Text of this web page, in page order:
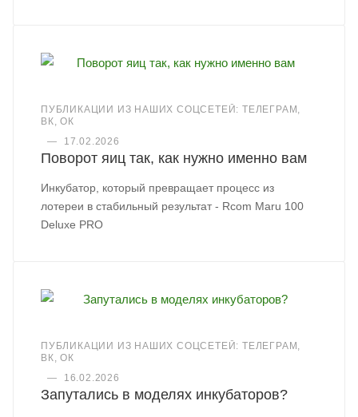
ПУБЛИКАЦИИ ИЗ НАШИХ СОЦСЕТЕЙ: ТЕЛЕГРАМ,
ВК, ОК
—
17.02.2026
Поворот яиц так, как нужно именно вам
Инкубатор, который превращает процесс из
лотереи в стабильный результат - Rcom Maru 100
Deluxe PRO
ПУБЛИКАЦИИ ИЗ НАШИХ СОЦСЕТЕЙ: ТЕЛЕГРАМ,
ВК, ОК
—
16.02.2026
Запутались в моделях инкубаторов?